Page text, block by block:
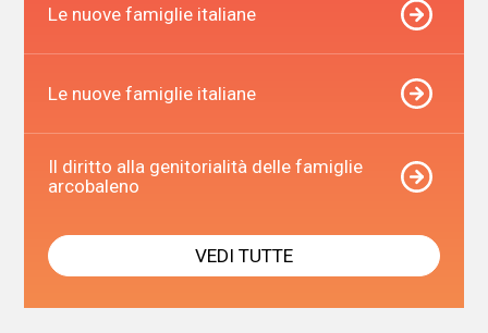
Le nuove famiglie italiane
Le nuove famiglie italiane
Il diritto alla genitorialità delle famiglie
arcobaleno
VEDI TUTTE